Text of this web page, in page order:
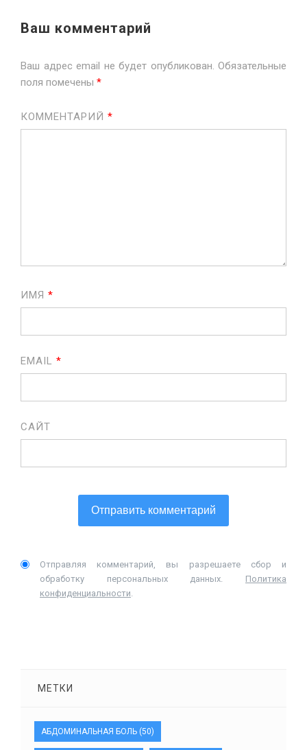
Ваш комментарий
Ваш адрес email не будет опубликован. Обязательные
поля помечены *
КОММЕНТАРИЙ *
ИМЯ *
EMAIL *
САЙТ
Отправляя комментарий, вы разрешаете сбор и
обработку персональных данных. Политика
конфиденциальности.
МЕТКИ
АБДОМИНАЛЬНАЯ БОЛЬ (50)